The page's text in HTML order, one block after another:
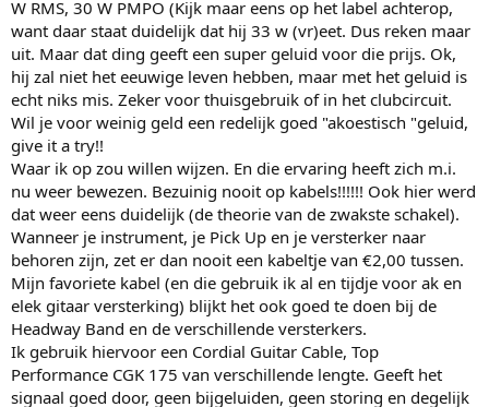
W RMS, 30 W PMPO (Kijk maar eens op het label achterop,
want daar staat duidelijk dat hij 33 w (vr)eet. Dus reken maar
uit. Maar dat ding geeft een super geluid voor die prijs. Ok,
hij zal niet het eeuwige leven hebben, maar met het geluid is
echt niks mis. Zeker voor thuisgebruik of in het clubcircuit.
Wil je voor weinig geld een redelijk goed "akoestisch "geluid,
give it a try!!
Waar ik op zou willen wijzen. En die ervaring heeft zich m.i.
nu weer bewezen. Bezuinig nooit op kabels!!!!!! Ook hier werd
dat weer eens duidelijk (de theorie van de zwakste schakel).
Wanneer je instrument, je Pick Up en je versterker naar
behoren zijn, zet er dan nooit een kabeltje van €2,00 tussen.
Mijn favoriete kabel (en die gebruik ik al en tijdje voor ak en
elek gitaar versterking) blijkt het ook goed te doen bij de
Headway Band en de verschillende versterkers.
Ik gebruik hiervoor een Cordial Guitar Cable, Top
Performance CGK 175 van verschillende lengte. Geeft het
signaal goed door, geen bijgeluiden, geen storing en degelijk